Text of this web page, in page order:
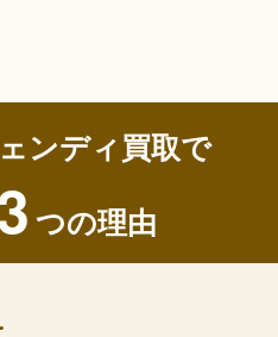
ンディ買取で
つの理由